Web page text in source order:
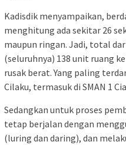
Kadisdik menyampaikan,
menghitung ada sekitar 26
maupun ringan. Jadi, total
(seluruhnya) 138 unit ruang
rusak berat. Yang paling
Cilaku, termasuk di SMAN 1
Sedangkan untuk proses
tetap berjalan dengan
(luring dan daring), dan